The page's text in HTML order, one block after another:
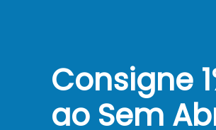
Consigne
ao Sem